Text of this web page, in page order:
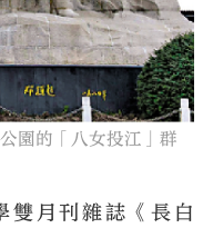
園的「八女投江」群
雙月刊雜誌《長白